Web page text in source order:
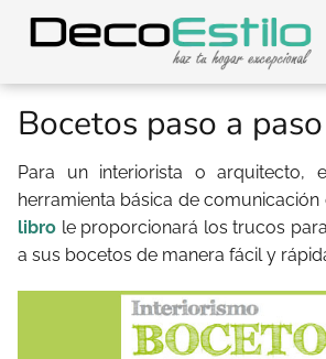
Bocetos paso a paso
Para un interiorista o arquitecto,
herramienta básica de comunicación
libro le proporcionará los trucos
a sus bocetos de manera fácil y